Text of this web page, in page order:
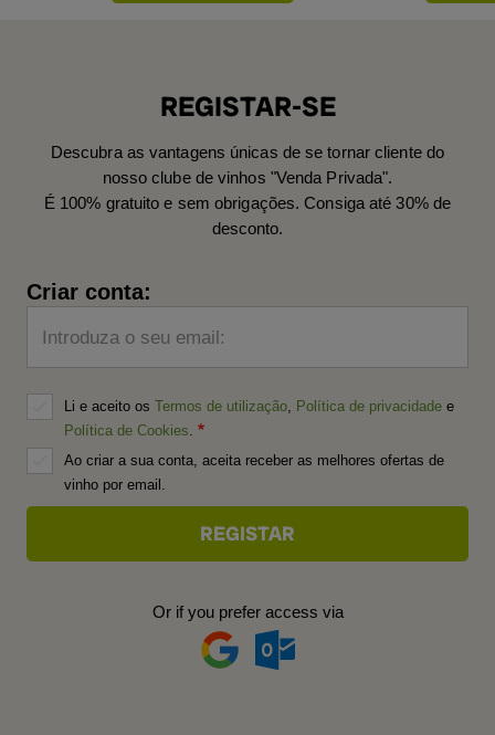
REGISTAR-SE
Descubra as vantagens únicas de se tornar cliente do
nosso clube de vinhos "Venda Privada".
É 100% gratuito e sem obrigações. Consiga até 30% de
desconto.
Criar conta:
Introduza o seu email:
Li e aceito os Termos de utilização Política de privacidade e
Política de Cookies
Ao criar a sua conta, aceita receber as melhores ofertas de
vinho por email.
Or if you prefer access via